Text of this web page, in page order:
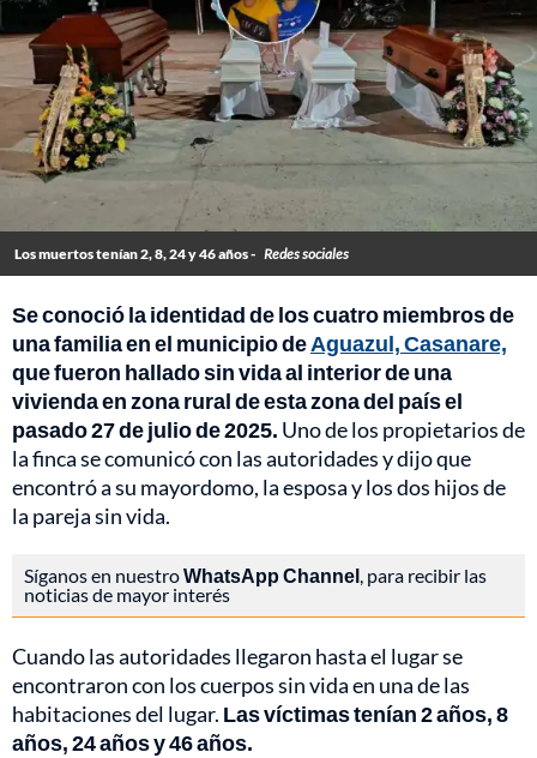
Los muertos tenían 2, 8, 24 y 46 años - Redes sociales
Se conoció la identidad de los cuatro miembros de
una familia en el municipio deAguazul, Casanare,
que fueron hallado sin vida al interior de una
vivienda en zona rural de esta zona del país el
pasado 27 de julio de 2025. Uno de los propietarios de
la finca se comunicó con las autoridades y dijo que
encontró a su mayordomo, la esposa y los dos hijos de
la pareja sin vida.
Síganos en nuestroWhatsApp Channel, para recibir las
noticias de mayor interés
Cuando las autoridades llegaron hasta el lugar se
encontraron con los cuerpos sin vida en una de las
habitaciones del lugar. Las víctimas tenían 2 años, 8
años, 24 años y 46 años.